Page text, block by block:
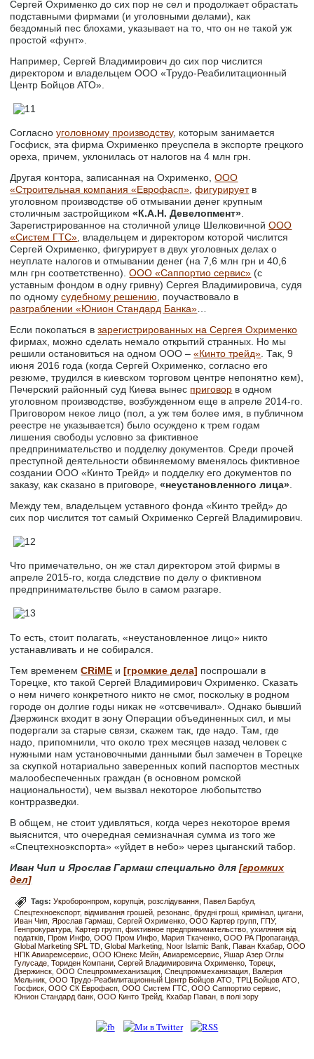
Сергей Охрименко до сих пор не сел и продолжает обрастать
подставными фирмами (и уголовными делами), как
бездомный пес блохами, указывает на то, что он не такой уж
простой «фунт».
Например, Сергей Владимирович до сих пор числится
директором и владельцем ООО «Трудо-Реабилитационный
Центр Бойцов АТО».
Согласноуголовному производству, которым занимается
Госфиск, эта фирма Охрименко преуспела в экспорте грецкого
ореха, причем, уклонилась от налогов на 4 млн грн.
Другая контора, записанная на Охрименко,ООО
«Строительная компания «Еврофасп» ,фигурируетв
уголовном производстве об отмывании денег крупным
столичным застройщиком«К.А.Н. Девелопмент»
Зарегистрированное на столичной улице ШелковичнойООО
«Систем ГТС» , владельцем и директором которой числится
Сергей Охрименко, фигурирует в двух уголовных делах о
неуплате налогов и отмывании денег (на 7,6 млн грн и 40,6
млн грн соответственно).ООО «Саппортио сервис» (с
уставным фондом в одну гривну) Сергея Владимировича, судя
по одномусудебному решению , поучаствовало в
разграблении «Юнион Стандард Банка»
Если покопаться взарегистрированных на Сергея Охрименко
фирмах, можно сделать немало открытий странных. Но мы
решили остановиться на одном ООО –«Кинто трейд» . Так, 9
июня 2016 года (когда Сергей Охрименко, согласно его
резюме, трудился в киевском торговом центре непонятно кем),
Печерский районный суд Киева вынес приговор в одном
уголовном производстве, возбужденном еще в апреле 2014-го.
Приговором некое лицо (пол, а уж тем более имя, в публичном
реестре не указывается) было осуждено к трем годам
лишения свободы условно за фиктивное
предпринимательство и подделку документов. Среди прочей
преступной деятельности обвиняемому вменялось фиктивное
создании ООО «Кинто Трейд» и подделку его документов по
заказу, как сказано в приговоре,«неустановленного лица»
Между тем, владельцем уставного фонда «Кинто трейд» до
сих пор числится тот самый Охрименко Сергей Владимирович.
Что примечательно, он же стал директором этой фирмы в
апреле 2015-го, когда следствие по делу о фиктивном
предпринимательстве было в самом разгаре.
То есть, стоит полагать, «неустановленное лицо» никто
устанавливать и не собирался.
Тем временемCRiME и[громкие дела] поспрошали в
Торецке, кто такой Сергей Владимирович Охрименко. Сказать
о нем ничего конкретного никто не смог, поскольку в родном
городе он долгие годы никак не «отсвечивал». Однако бывший
Дзержинск входит в зону Операции объединенных сил, и мы
подергали за старые связи, скажем так, где надо. Там, где
надо, припомнили, что около трех месяцев назад человек с
нужными нам установочными данными был замечен в Торецке
за скупкой нотариально заверенных копий паспортов местных
малообеспеченных граждан (в основном ромской
национальности), чем вызвал некоторое любопытство
контрразведки.
В общем, не стоит удивляться, когда через некоторое время
выяснится, что очередная семизначная сумма из того же
«Спецтехноэкспорта» «уйдет в небо» через цыганский табор.
Иван Чип и Ярослав Гармаш специально для[громких
дел]
Tags:Укроборонпром корупція розслідування Павел Барбул
Спецтехноекспорт відмивання грошей резонанс брудні гроші кримінал цигани
Иван Чип Ярослав Гармаш Сергей Охрименко ООО Картер групп ГПУ
Генпрокуратура Картер групп фиктивное предпринимательство ухиляння від
податків Пром Инфо ООО Пром Инфо Мария Ткаченко ООО РА Пропаганда
Global Marketing SPL TD Global Marketing Noor Islamic Bank Паван Кхабар ООО
НПК Авиаремсервис
ООО Юнекс Мейн Авиаремсервис
Яшар Азер Оглы
Гулусаде Ториден Компани Сергей Владимировича Охрименко Торецк
Дзержинск ООО Спецпроммеханизация Спецпроммеханизация Валерия
Мельник ООО Трудо-Реабилитационный Центр Бойцов АТО
ТРЦ Бойцов АТО
Госфиск ООО СК Еврофасп ООО Систем ГТС ООО Саппортио сервис
Юнион Стандард банк ООО Кинто Трейд Кхабар Паван в полі зору